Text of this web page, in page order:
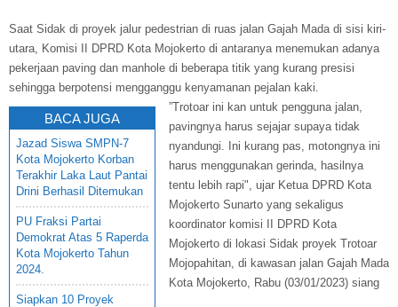
Saat Sidak di proyek jalur pedestrian di ruas jalan Gajah Mada di sisi kiri-
utara, Komisi II DPRD Kota Mojokerto di antaranya menemukan adanya
pekerjaan paving dan manhole di beberapa titik yang kurang presisi
sehingga berpotensi mengganggu kenyamanan pejalan kaki.
BACA JUGA
Jazad Siswa SMPN-7
Kota Mojokerto Korban
Terakhir Laka Laut Pantai
Drini Berhasil Ditemukan
PU Fraksi Partai
Demokrat Atas 5 Raperda
Kota Mojokerto Tahun
2024.
Siapkan 10 Proyek
”Trotoar ini kan untuk pengguna jalan,
pavingnya harus sejajar supaya tidak
nyandungi. Ini kurang pas, motongnya ini
harus menggunakan gerinda, hasilnya
tentu lebih rapi", ujar Ketua DPRD Kota
Mojokerto Sunarto yang sekaligus
koordinator komisi II DPRD Kota
Mojokerto di lokasi Sidak proyek Trotoar
Mojopahitan, di kawasan jalan Gajah Mada
Kota Mojokerto, Rabu (03/01/2023) siang